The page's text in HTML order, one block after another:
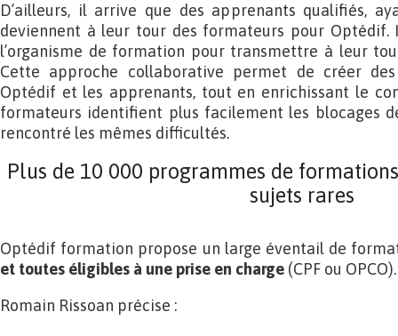
D’ailleurs, il arrive que des apprenants qualifiés,
deviennent à leur tour des formateurs pour Optédif.
l’organisme de formation pour transmettre à leur
Cette approche collaborative permet de créer
Optédif et les apprenants, tout en enrichissant le
formateurs identifient plus facilement les blocages
rencontré les mêmes difficultés.
Plus de 10 000 programmes de
sujets rares
Optédif formation propose un large éventail de
et toutes éligibles à une prise en charge (CPF ou OPCO).
Romain Rissoan précise :